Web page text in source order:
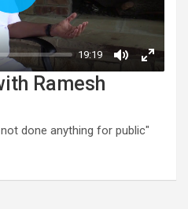
Ramesh
done anything for public"